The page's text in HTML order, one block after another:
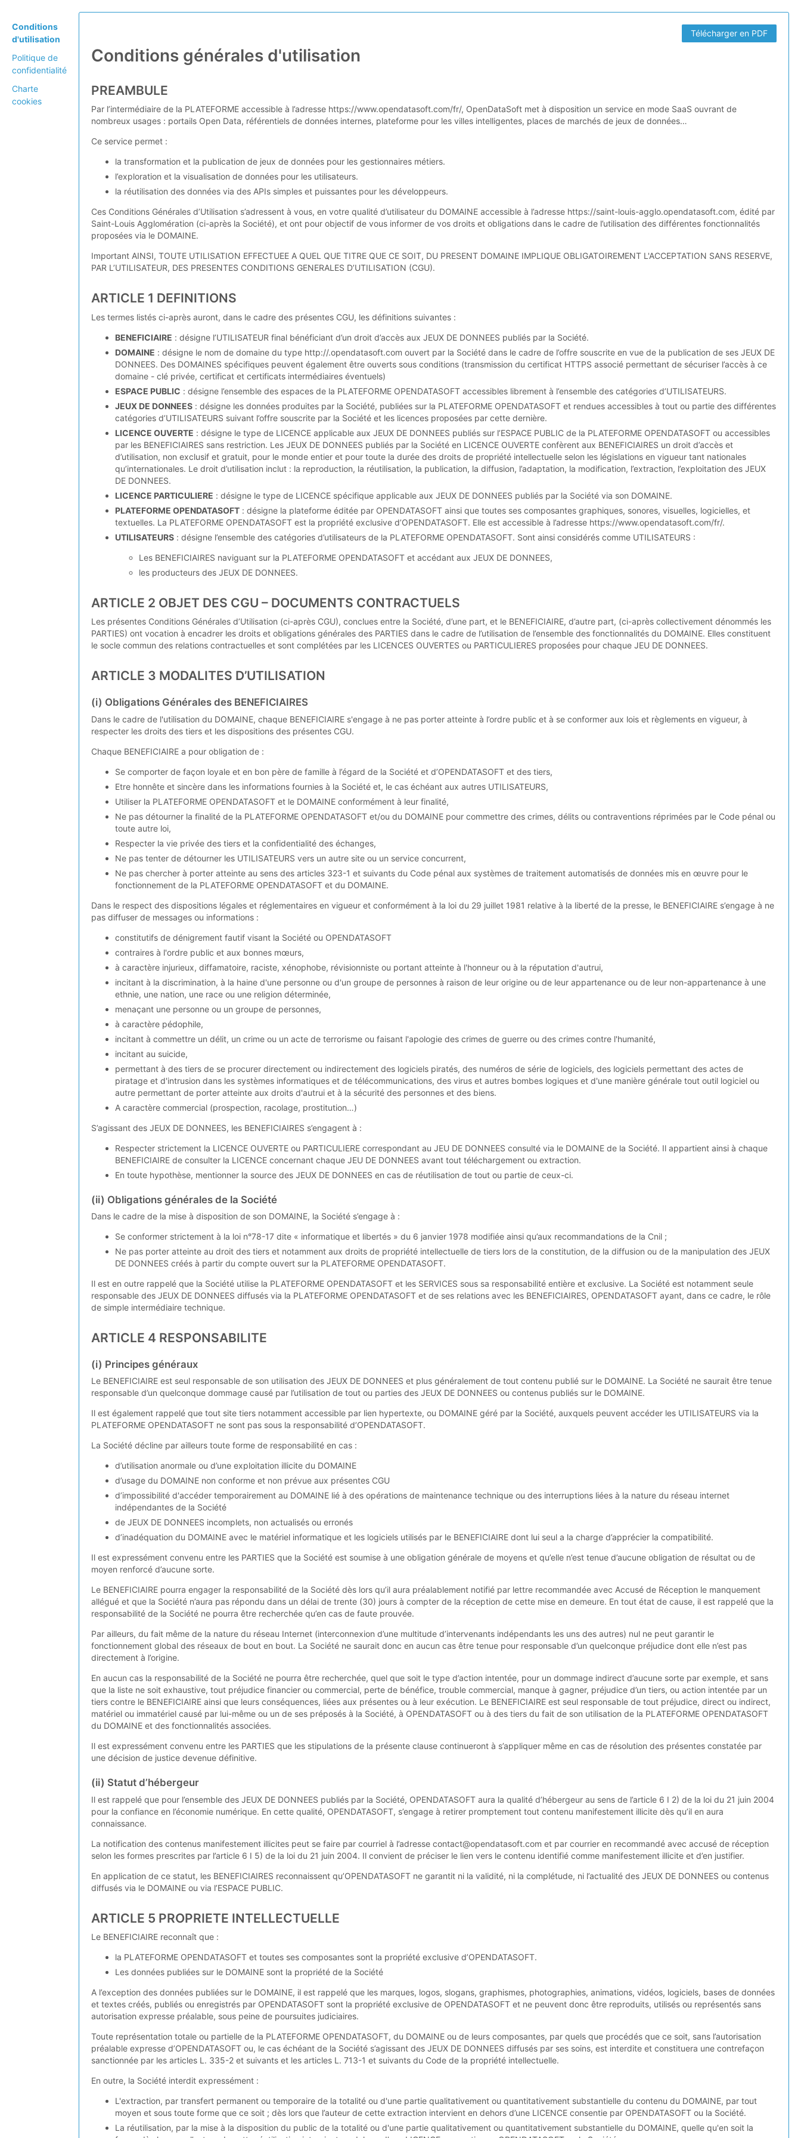
Conditions
d'utilisation
Politique de
confidentialité
Charte
cookies
Télécharger en PDF
Conditions générales d'utilisation
PREAMBULE
Par l’intermédiaire de la PLATEFORME accessible à l’adresse https://www.opendatasoft.com/fr/, OpenDataSoft met à disposition un service en mode SaaS ouvrant de
nombreux usages : portails Open Data, référentiels de données internes, plateforme pour les villes intelligentes, places de marchés de jeux de données…
Ce service permet :
la transformation et la publication de jeux de données pour les gestionnaires métiers.
l’exploration et la visualisation de données pour les utilisateurs.
la réutilisation des données via des APIs simples et puissantes pour les développeurs.
Ces Conditions Générales d’Utilisation s’adressent à vous, en votre qualité d’utilisateur du DOMAINE accessible à l’adresse https://saint-louis-agglo.opendatasoft.com, édité par
Saint-Louis Agglomération (ci-après la Société), et ont pour objectif de vous informer de vos droits et obligations dans le cadre de l’utilisation des différentes fonctionnalités
proposées via le DOMAINE.
Important AINSI, TOUTE UTILISATION EFFECTUEE A QUEL QUE TITRE QUE CE SOIT, DU PRESENT DOMAINE IMPLIQUE OBLIGATOIREMENT L'ACCEPTATION SANS RESERVE,
PAR L’UTILISATEUR, DES PRESENTES CONDITIONS GENERALES D’UTILISATION (CGU).
ARTICLE 1 DEFINITIONS
Les termes listés ci-après auront, dans le cadre des présentes CGU, les définitions suivantes :
BENEFICIAIRE : désigne l’UTILISATEUR final bénéficiant d’un droit d’accès aux JEUX DE DONNEES publiés par la Société.
DOMAINE : désigne le nom de domaine du type http://.opendatasoft.com ouvert par la Société dans le cadre de l’offre souscrite en vue de la publication de ses JEUX DE
DONNEES. Des DOMAINES spécifiques peuvent également être ouverts sous conditions (transmission du certificat HTTPS associé permettant de sécuriser l’accès à ce
domaine - clé privée, certificat et certificats intermédiaires éventuels)
ESPACE PUBLIC : désigne l’ensemble des espaces de la PLATEFORME OPENDATASOFT accessibles librement à l’ensemble des catégories d’UTILISATEURS.
JEUX DE DONNEES : désigne les données produites par la Société, publiées sur la PLATEFORME OPENDATASOFT et rendues accessibles à tout ou partie des différentes
catégories d’UTILISATEURS suivant l’offre souscrite par la Société et les licences proposées par cette dernière.
LICENCE OUVERTE : désigne le type de LICENCE applicable aux JEUX DE DONNEES publiés sur l’ESPACE PUBLIC de la PLATEFORME OPENDATASOFT ou accessibles
par les BENEFICIAIRES sans restriction. Les JEUX DE DONNEES publiés par la Société en LICENCE OUVERTE confèrent aux BENEFICIAIRES un droit d’accès et
d’utilisation, non exclusif et gratuit, pour le monde entier et pour toute la durée des droits de propriété intellectuelle selon les législations en vigueur tant nationales
qu’internationales. Le droit d’utilisation inclut : la reproduction, la réutilisation, la publication, la diffusion, l’adaptation, la modification, l’extraction, l’exploitation des JEUX
DE DONNEES.
LICENCE PARTICULIERE : désigne le type de LICENCE spécifique applicable aux JEUX DE DONNEES publiés par la Société via son DOMAINE.
PLATEFORME OPENDATASOFT : désigne la plateforme éditée par OPENDATASOFT ainsi que toutes ses composantes graphiques, sonores, visuelles, logicielles, et
textuelles. La PLATEFORME OPENDATASOFT est la propriété exclusive d’OPENDATASOFT. Elle est accessible à l’adresse https://www.opendatasoft.com/fr/.
UTILISATEURS : désigne l’ensemble des catégories d’utilisateurs de la PLATEFORME OPENDATASOFT. Sont ainsi considérés comme UTILISATEURS :
Les BENEFICIAIRES naviguant sur la PLATEFORME OPENDATASOFT et accédant aux JEUX DE DONNEES,
les producteurs des JEUX DE DONNEES.
ARTICLE 2 OBJET DES CGU – DOCUMENTS CONTRACTUELS
Les présentes Conditions Générales d’Utilisation (ci-après CGU), conclues entre la Société, d’une part, et le BENEFICIAIRE, d’autre part, (ci-après collectivement dénommés les
PARTIES) ont vocation à encadrer les droits et obligations générales des PARTIES dans le cadre de l’utilisation de l’ensemble des fonctionnalités du DOMAINE. Elles constituent
le socle commun des relations contractuelles et sont complétées par les LICENCES OUVERTES ou PARTICULIERES proposées pour chaque JEU DE DONNEES.
ARTICLE 3 MODALITES D’UTILISATION
(i) Obligations Générales des BENEFICIAIRES
Dans le cadre de l'utilisation du DOMAINE, chaque BENEFICIAIRE s'engage à ne pas porter atteinte à l’ordre public et à se conformer aux lois et règlements en vigueur, à
respecter les droits des tiers et les dispositions des présentes CGU.
Chaque BENEFICIAIRE a pour obligation de :
Se comporter de façon loyale et en bon père de famille à l’égard de la Société et d’OPENDATASOFT et des tiers,
Etre honnête et sincère dans les informations fournies à la Société et, le cas échéant aux autres UTILISATEURS,
Utiliser la PLATEFORME OPENDATASOFT et le DOMAINE conformément à leur finalité,
Ne pas détourner la finalité de la PLATEFORME OPENDATASOFT et/ou du DOMAINE pour commettre des crimes, délits ou contraventions réprimées par le Code pénal ou
toute autre loi,
Respecter la vie privée des tiers et la confidentialité des échanges,
Ne pas tenter de détourner les UTILISATEURS vers un autre site ou un service concurrent,
Ne pas chercher à porter atteinte au sens des articles 323-1 et suivants du Code pénal aux systèmes de traitement automatisés de données mis en œuvre pour le
fonctionnement de la PLATEFORME OPENDATASOFT et du DOMAINE.
Dans le respect des dispositions légales et réglementaires en vigueur et conformément à la loi du 29 juillet 1981 relative à la liberté de la presse, le BENEFICIAIRE s’engage à ne
pas diffuser de messages ou informations :
constitutifs de dénigrement fautif visant la Société ou OPENDATASOFT
contraires à l'ordre public et aux bonnes mœurs,
à caractère injurieux, diffamatoire, raciste, xénophobe, révisionniste ou portant atteinte à l'honneur ou à la réputation d'autrui,
incitant à la discrimination, à la haine d'une personne ou d'un groupe de personnes à raison de leur origine ou de leur appartenance ou de leur non-appartenance à une
ethnie, une nation, une race ou une religion déterminée,
menaçant une personne ou un groupe de personnes,
à caractère pédophile,
incitant à commettre un délit, un crime ou un acte de terrorisme ou faisant l'apologie des crimes de guerre ou des crimes contre l'humanité,
incitant au suicide,
permettant à des tiers de se procurer directement ou indirectement des logiciels piratés, des numéros de série de logiciels, des logiciels permettant des actes de
piratage et d'intrusion dans les systèmes informatiques et de télécommunications, des virus et autres bombes logiques et d'une manière générale tout outil logiciel ou
autre permettant de porter atteinte aux droits d'autrui et à la sécurité des personnes et des biens.
A caractère commercial (prospection, racolage, prostitution…)
S’agissant des JEUX DE DONNEES, les BENEFICIAIRES s’engagent à :
Respecter strictement la LICENCE OUVERTE ou PARTICULIERE correspondant au JEU DE DONNEES consulté via le DOMAINE de la Société. Il appartient ainsi à chaque
BENEFICIAIRE de consulter la LICENCE concernant chaque JEU DE DONNEES avant tout téléchargement ou extraction.
En toute hypothèse, mentionner la source des JEUX DE DONNEES en cas de réutilisation de tout ou partie de ceux-ci.
(ii) Obligations générales de la Société
Dans le cadre de la mise à disposition de son DOMAINE, la Société s’engage à :
Se conformer strictement à la loi n°78-17 dite « informatique et libertés » du 6 janvier 1978 modifiée ainsi qu’aux recommandations de la Cnil ;
Ne pas porter atteinte au droit des tiers et notamment aux droits de propriété intellectuelle de tiers lors de la constitution, de la diffusion ou de la manipulation des JEUX
DE DONNEES créés à partir du compte ouvert sur la PLATEFORME OPENDATASOFT.
Il est en outre rappelé que la Société utilise la PLATEFORME OPENDATASOFT et les SERVICES sous sa responsabilité entière et exclusive. La Société est notamment seule
responsable des JEUX DE DONNEES diffusés via la PLATEFORME OPENDATASOFT et de ses relations avec les BENEFICIAIRES, OPENDATASOFT ayant, dans ce cadre, le rôle
de simple intermédiaire technique.
ARTICLE 4 RESPONSABILITE
(i) Principes généraux
Le BENEFICIAIRE est seul responsable de son utilisation des JEUX DE DONNEES et plus généralement de tout contenu publié sur le DOMAINE. La Société ne saurait être tenue
responsable d’un quelconque dommage causé par l’utilisation de tout ou parties des JEUX DE DONNEES ou contenus publiés sur le DOMAINE.
Il est également rappelé que tout site tiers notamment accessible par lien hypertexte, ou DOMAINE géré par la Société, auxquels peuvent accéder les UTILISATEURS via la
PLATEFORME OPENDATASOFT ne sont pas sous la responsabilité d’OPENDATASOFT.
La Société décline par ailleurs toute forme de responsabilité en cas :
d’utilisation anormale ou d’une exploitation illicite du DOMAINE
d’usage du DOMAINE non conforme et non prévue aux présentes CGU
d’impossibilité d'accéder temporairement au DOMAINE lié à des opérations de maintenance technique ou des interruptions liées à la nature du réseau internet
indépendantes de la Société
de JEUX DE DONNEES incomplets, non actualisés ou erronés
d’inadéquation du DOMAINE avec le matériel informatique et les logiciels utilisés par le BENEFICIAIRE dont lui seul a la charge d’apprécier la compatibilité.
Il est expressément convenu entre les PARTIES que la Société est soumise à une obligation générale de moyens et qu’elle n’est tenue d’aucune obligation de résultat ou de
moyen renforcé d’aucune sorte.
Le BENEFICIAIRE pourra engager la responsabilité de la Société dès lors qu’il aura préalablement notifié par lettre recommandée avec Accusé de Réception le manquement
allégué et que la Société n’aura pas répondu dans un délai de trente (30) jours à compter de la réception de cette mise en demeure. En tout état de cause, il est rappelé que la
responsabilité de la Société ne pourra être recherchée qu’en cas de faute prouvée.
Par ailleurs, du fait même de la nature du réseau Internet (interconnexion d’une multitude d’intervenants indépendants les uns des autres) nul ne peut garantir le
fonctionnement global des réseaux de bout en bout. La Société ne saurait donc en aucun cas être tenue pour responsable d’un quelconque préjudice dont elle n’est pas
directement à l’origine.
En aucun cas la responsabilité de la Société ne pourra être recherchée, quel que soit le type d’action intentée, pour un dommage indirect d’aucune sorte par exemple, et sans
que la liste ne soit exhaustive, tout préjudice financier ou commercial, perte de bénéfice, trouble commercial, manque à gagner, préjudice d’un tiers, ou action intentée par un
tiers contre le BENEFICIAIRE ainsi que leurs conséquences, liées aux présentes ou à leur exécution. Le BENEFICIAIRE est seul responsable de tout préjudice, direct ou indirect,
matériel ou immatériel causé par lui-même ou un de ses préposés à la Société, à OPENDATASOFT ou à des tiers du fait de son utilisation de la PLATEFORME OPENDATASOFT
du DOMAINE et des fonctionnalités associées.
Il est expressément convenu entre les PARTIES que les stipulations de la présente clause continueront à s’appliquer même en cas de résolution des présentes constatée par
une décision de justice devenue définitive.
(ii) Statut d’hébergeur
Il est rappelé que pour l’ensemble des JEUX DE DONNEES publiés par la Société, OPENDATASOFT aura la qualité d’hébergeur au sens de l’article 6 I 2) de la loi du 21 juin 2004
pour la confiance en l’économie numérique. En cette qualité, OPENDATASOFT, s’engage à retirer promptement tout contenu manifestement illicite dès qu’il en aura
connaissance.
La notification des contenus manifestement illicites peut se faire par courriel à l’adresse contact@opendatasoft.com et par courrier en recommandé avec accusé de réception
selon les formes prescrites par l’article 6 I 5) de la loi du 21 juin 2004. Il convient de préciser le lien vers le contenu identifié comme manifestement illicite et d’en justifier.
En application de ce statut, les BENEFICIAIRES reconnaissent qu’OPENDATASOFT ne garantit ni la validité, ni la complétude, ni l’actualité des JEUX DE DONNEES ou contenus
diffusés via le DOMAINE ou via l’ESPACE PUBLIC.
ARTICLE 5 PROPRIETE INTELLECTUELLE
Le BENEFICIAIRE reconnaît que :
la PLATEFORME OPENDATASOFT et toutes ses composantes sont la propriété exclusive d’OPENDATASOFT.
Les données publiées sur le DOMAINE sont la propriété de la Société
A l’exception des données publiées sur le DOMAINE, il est rappelé que les marques, logos, slogans, graphismes, photographies, animations, vidéos, logiciels, bases de données
et textes créés, publiés ou enregistrés par OPENDATASOFT sont la propriété exclusive de OPENDATASOFT et ne peuvent donc être reproduits, utilisés ou représentés sans
autorisation expresse préalable, sous peine de poursuites judiciaires.
Toute représentation totale ou partielle de la PLATEFORME OPENDATASOFT, du DOMAINE ou de leurs composantes, par quels que procédés que ce soit, sans l’autorisation
préalable expresse d’OPENDATASOFT ou, le cas échéant de la Société s’agissant des JEUX DE DONNEES diffusés par ses soins, est interdite et constituera une contrefaçon
sanctionnée par les articles L. 335-2 et suivants et les articles L. 713-1 et suivants du Code de la propriété intellectuelle.
En outre, la Société interdit expressément :
L'extraction, par transfert permanent ou temporaire de la totalité ou d'une partie qualitativement ou quantitativement substantielle du contenu du DOMAINE, par tout
moyen et sous toute forme que ce soit ; dès lors que l’auteur de cette extraction intervient en dehors d’une LICENCE consentie par OPENDATASOFT ou la Société.
La réutilisation, par la mise à la disposition du public de la totalité ou d'une partie qualitativement ou quantitativement substantielle du DOMAINE, quelle qu'en soit la